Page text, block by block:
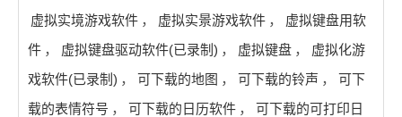
虚拟实境游戏软件 ， 虚拟实景游戏软件 ，
虚拟键盘用软
件 ， 虚拟键盘驱动软件(已录制) ， 虚拟键盘 ，
虚拟化游
戏软件(已录制) ， 可下载的地图 ， 可下载的铃声 ，
可下
载的表情符号 ， 可下载的日历软件 ，
可下载的可打印日